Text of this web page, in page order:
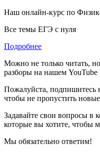
Наш онлайн-курс по
Все темы ЕГЭ с нуля
Подробнее
Можно не только читать,
разборы на нашем YouTube
Пожалуйста, подпишитесь
чтобы не пропустить
Задавайте свои вопросы в
которые вы хотите, чтобы
Мы обязательно ответим!